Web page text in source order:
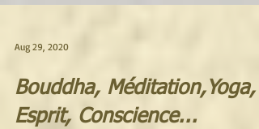
Aug 29, 2020
Bouddha, Méditation,Yoga,